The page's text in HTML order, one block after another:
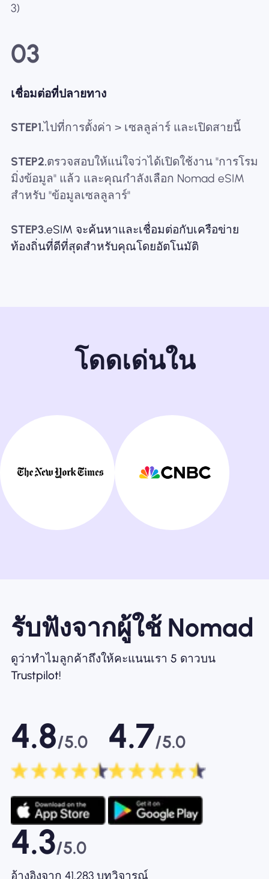
3)
03
เชื่อมต่อที่ปลายทาง
STEP1.ไปที่การตั้งค่า > เซลลูล่าร์ และเปิดสายนี้
STEP2.ตรวจสอบให้แน่ใจว่าได้เปิดใช้งาน "การโรม
มิ่งข้อมูล" แล้ว และคุณกำลังเลือก Nomad eSIM
สำหรับ "ข้อมูลเซลลูลาร์"
STEP3.eSIM จะค้นหาและเชื่อมต่อกับเครือข่าย
ท้องถิ่นที่ดีที่สุดสำหรับคุณโดยอัตโนมัติ
โดดเด่นใน
รับฟังจากผู้ใช้ Nomad
ดูว่าทำไมลูกค้าถึงให้คะแนนเรา 5 ดาวบน
Trustpilot!
4.8/5.0 4.7/5.0
4.3/5.0
อ้างอิงจาก 41,283 บทวิจารณ์